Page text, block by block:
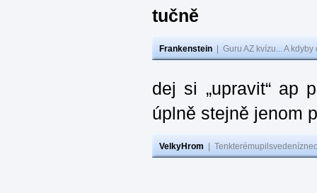
tučně
Frankenstein Guru AZ kvízu... A
dej si „upravit“ ap
úplně stejně jenom
VelkyHrom